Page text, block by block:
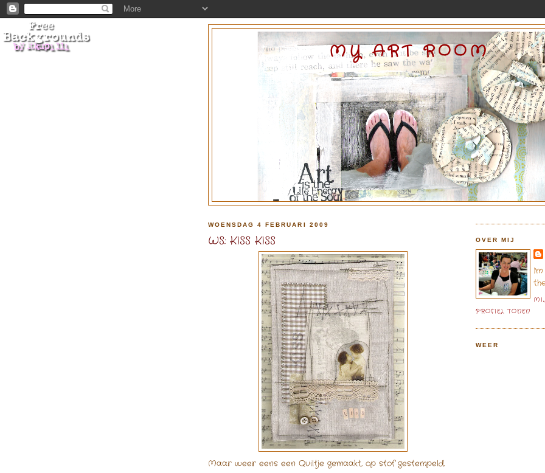
MY ART ROOM
WOENSDAG 4 FEBRUARI 2009
WS: KISS KISS
Maar weer eens een Quiltje gemaakt, op stof gestempeld.
OVER MIJ
PROFIEL TONEN
WEER